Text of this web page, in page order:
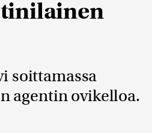
soittamassa
agentin ovikelloa.